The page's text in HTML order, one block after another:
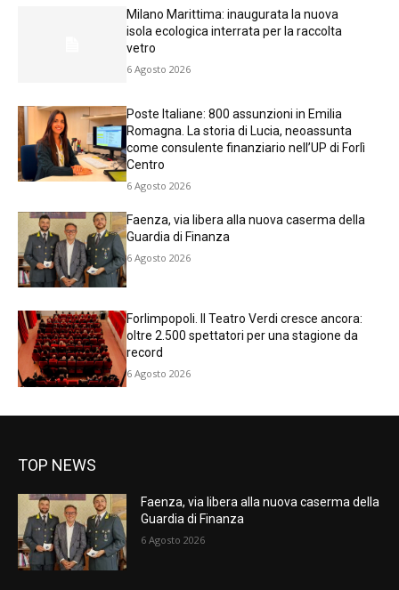
Milano Marittima: inaugurata la nuova
isola ecologica interrata per la raccolta
vetro
6 Agosto 2026
Poste Italiane: 800 assunzioni in Emilia
Romagna. La storia di Lucia, neoassunta
come consulente finanziario nell’UP di Forlì
Centro
6 Agosto 2026
Faenza, via libera alla nuova caserma della
Guardia di Finanza
6 Agosto 2026
Forlimpopoli. Il Teatro Verdi cresce ancora:
oltre 2.500 spettatori per una stagione da
record
6 Agosto 2026
TOP NEWS
Faenza, via libera alla nuova caserma della
Guardia di Finanza
6 Agosto 2026